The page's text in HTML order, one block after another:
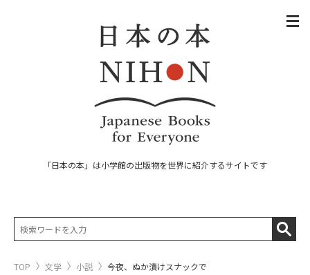
「日本の本」は小学館の出版物を世界に紹介するサイトです
TOP 文学 小説 今夜、ぬか漬けスナックで